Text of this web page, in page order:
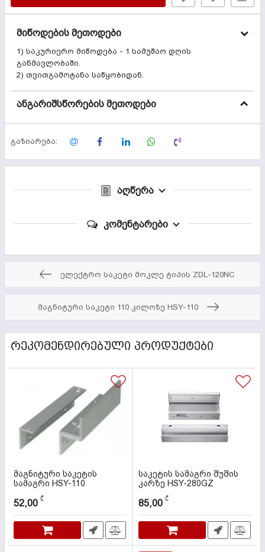
მიწოდების მეთოდები
1) საკურიერო მიწოდება - 1 სამუშაო დღის
განმავლობაში.
2) თვითგამოტანა საწყობიდან.
ანგარიშსწორების მეთოდები
გაზიარება:
აღწერა
კომენტარები
ელექტრო საკეტი მოკლე ტიპის ZDL-120NC
მაგნიტური საკეტი 110 კილოზე HSY-110
ᲠᲔᲙᲝᲛᲔᲜᲓᲘᲠᲔᲑᲣᲚᲘ ᲞᲠᲝᲓᲣᲥᲢᲔᲑᲘ
მაგნიტური საკეტის
სამაგრი HSY-110
კოდი: 000035
52,00 ₾
საკეტის სამაგრი შუშის
კარზე HSY-280GZ
000040
85,00 ₾